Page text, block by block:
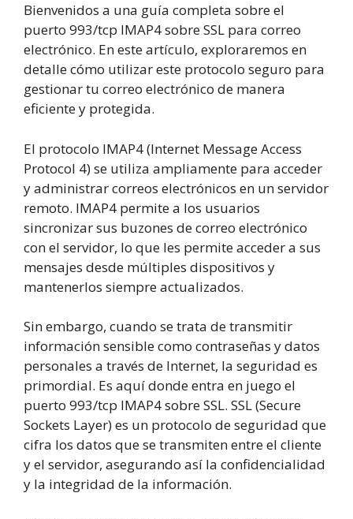
Bienvenidos a una guía completa sobre el
puerto 993/tcp IMAP4 sobre SSL para correo
electrónico. En este artículo, exploraremos en
detalle cómo utilizar este protocolo seguro para
gestionar tu correo electrónico de manera
eficiente y protegida.
El protocolo IMAP4 (Internet Message Access
Protocol 4) se utiliza ampliamente para acceder
y administrar correos electrónicos en un servidor
remoto. IMAP4 permite a los usuarios
sincronizar sus buzones de correo electrónico
con el servidor, lo que les permite acceder a sus
mensajes desde múltiples dispositivos y
mantenerlos siempre actualizados.
Sin embargo, cuando se trata de transmitir
información sensible como contraseñas y datos
personales a través de Internet, la seguridad es
primordial. Es aquí donde entra en juego el
puerto 993/tcp IMAP4 sobre SSL. SSL (Secure
Sockets Layer) es un protocolo de seguridad que
cifra los datos que se transmiten entre el cliente
y el servidor, asegurando así la confidencialidad
y la integridad de la información.